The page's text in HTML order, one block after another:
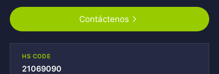
Contáctenos
HS CODE
21069090